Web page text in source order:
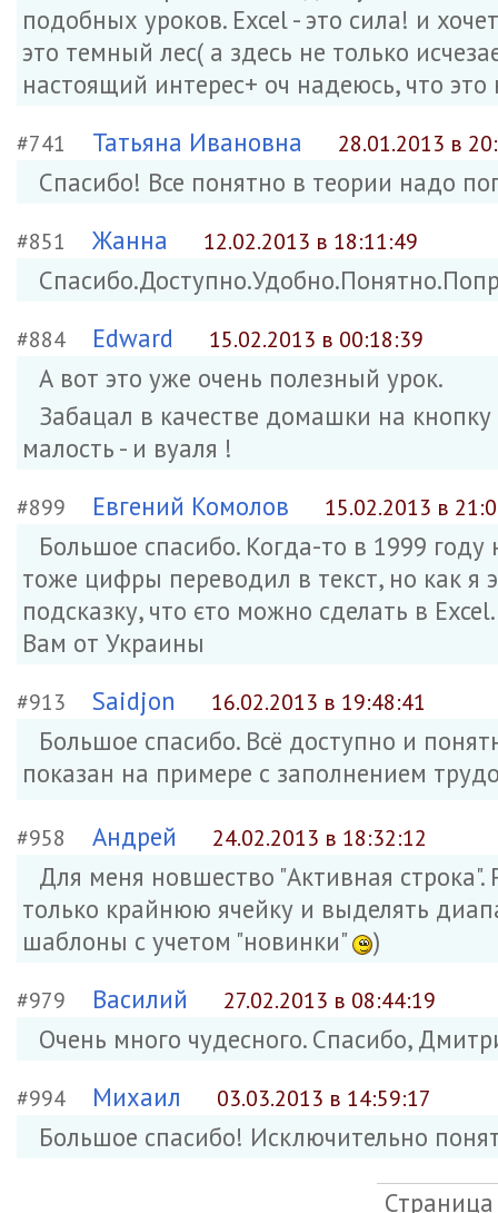
подобных уроков. Excel - это сила! и
это темный лес( а здесь не только
настоящий интерес+ оч надеюсь, что
#741 Татьяна Ивановна 28.01.2013 в
Спасибо! Все понятно в теории надо
#851 Жанна 12.02.2013 в 18:11:49
#884 Edward 15.02.2013 в 00:18:39
А вот это уже очень полезный урок.
Забацал в качестве домашки на
малость - и вуаля !
#899 Евгений Комолов 15.02.2013 в
Большое спасибо. Когда-то в 1999
тоже цифры переводил в текст, но как я
подсказку, что єто можно сделать в
Вам от Украины
#913 Saidjon 16.02.2013 в 19:48:41
Большое спасибо. Всё доступно и
показан на примере с заполнением
#958 Андрей 24.02.2013 в 18:32:12
Для меня новшество "Активная
только крайнюю ячейку и выделять
шаблоны с учетом "новинки"
)
#979 Василий 27.02.2013 в 08:44:19
Очень много чудесного. Спасибо,
#994 Михаил 03.03.2013 в 14:59:17
Большое спасибо! Исключительно